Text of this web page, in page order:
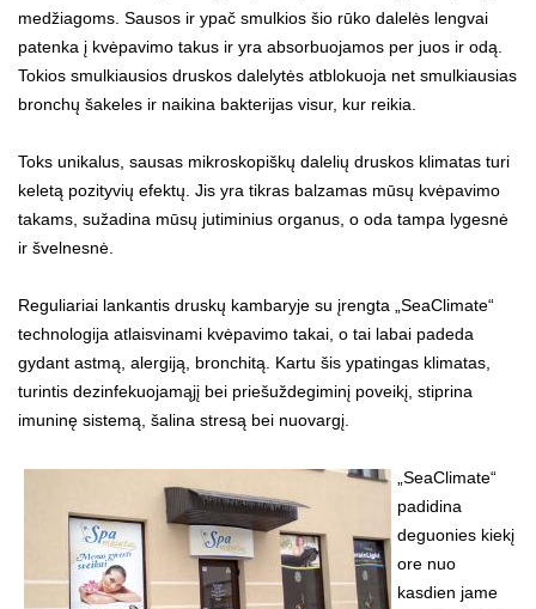
medžiagoms. Sausos ir ypač smulkios šio rūko dalelės lengvai
patenka į kvėpavimo takus ir yra absorbuojamos per juos ir odą.
Tokios smulkiausios druskos dalelytės atblokuoja net smulkiausias
bronchų šakeles ir naikina bakterijas visur, kur reikia.
Toks unikalus, sausas mikroskopiškų dalelių druskos klimatas turi
keletą pozityvių efektų. Jis yra tikras balzamas mūsų kvėpavimo
takams, sužadina mūsų jutiminius organus, o oda tampa lygesnė
ir švelnesnė.
Reguliariai lankantis druskų kambaryje su įrengta „SeaClimate“
technologija atlaisvinami kvėpavimo takai, o tai labai padeda
gydant astmą, alergiją, bronchitą. Kartu šis ypatingas klimatas,
turintis dezinfekuojamąjį bei priešuždegiminį poveikį, stiprina
imuninę sistemą, šalina stresą bei nuovargį.
„SeaClimate“
padidina
deguonies kiekį
ore nuo
kasdien jame